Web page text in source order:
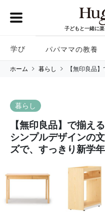
子どもと一緒に楽
学び パパママの教養
ホーム 暮らし 【無印良品
暮らし
【無印良品】で揃え
シンプルデザインの
ズで、すっきり新学